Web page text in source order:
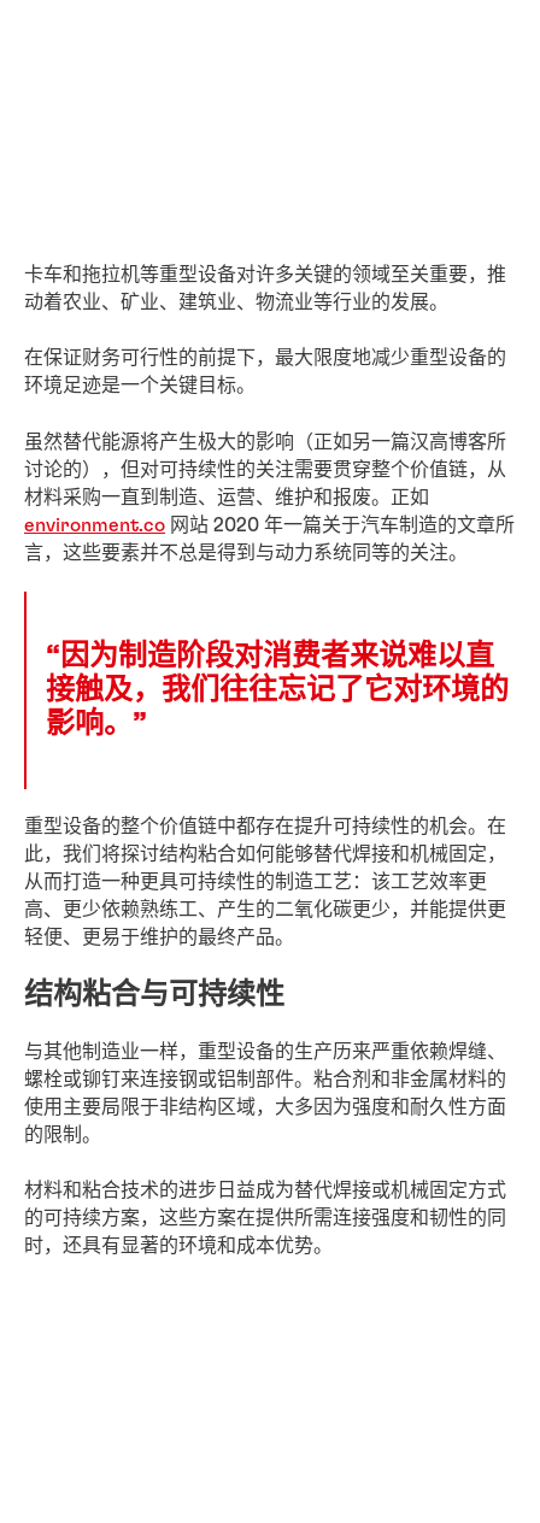
卡车和拖拉机等重型设备对许多关键的领域至关重要，推
动着农业、矿业、建筑业、物流业等行业的发展。
在保证财务可行性的前提下，最大限度地减少重型设备的
环境足迹是一个关键目标。
虽然替代能源将产生极大的影响（正如另一篇汉高博客所
讨论的），但对可持续性的关注需要贯穿整个价值链，从
材料采购一直到制造、运营、维护和报废。正如
environment.co 网站 2020 年一篇关于汽车制造的文章所
言，这些要素并不总是得到与动力系统同等的关注。
“因为制造阶段对消费者来说难以直
接触及，我们往往忘记了它对环境的
影响。”
重型设备的整个价值链中都存在提升可持续性的机会。在
此，我们将探讨结构粘合如何能够替代焊接和机械固定，
从而打造一种更具可持续性的制造工艺：该工艺效率更
高、更少依赖熟练工、产生的二氧化碳更少，并能提供更
轻便、更易于维护的最终产品。
结构粘合与可持续性
与其他制造业一样，重型设备的生产历来严重依赖焊缝、
螺栓或铆钉来连接钢或铝制部件。粘合剂和非金属材料的
使用主要局限于非结构区域，大多因为强度和耐久性方面
的限制。
材料和粘合技术的进步日益成为替代焊接或机械固定方式
的可持续方案，这些方案在提供所需连接强度和韧性的同
时，还具有显著的环境和成本优势。